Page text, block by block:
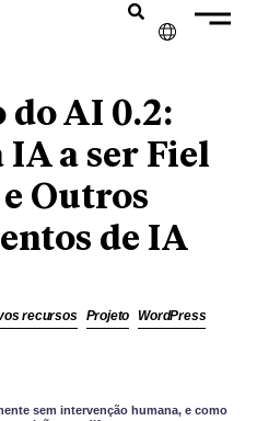
ENGLISH
FRANÇAIS
NEDERLANDS
DEUTSCH
ITALIANO
AI 0.2:
a ser Fiel
Outros
de IA
recursos Projeto WordPress
sem intervenção humana, e como